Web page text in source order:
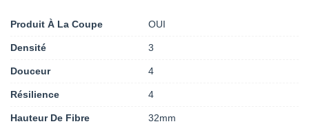
Produit À La Coupe OUI
Densité 3
Douceur 4
Résilience 4
Hauteur De Fibre 32mm